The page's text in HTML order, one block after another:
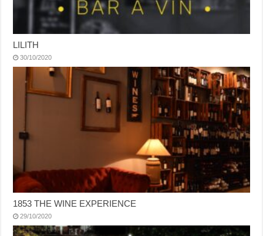
LILITH
30/10/2020
1853 THE WINE EXPERIENCE
29/10/2020